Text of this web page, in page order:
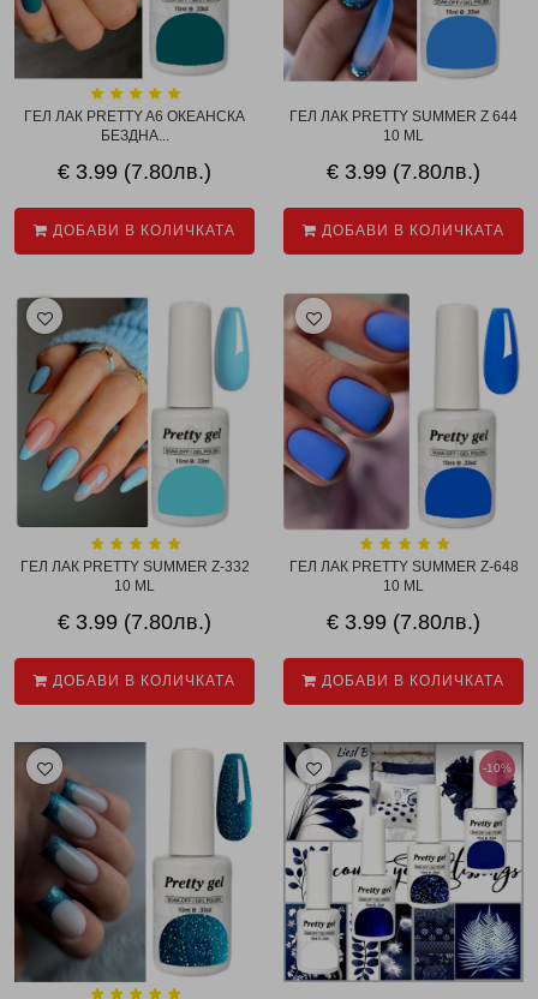
ГЕЛ ЛАК PRETTY A6 ОКЕАНСКА
БЕЗДНА...
€ 3.99 (7.80лв.)
ДОБАВИ В КОЛИЧКАТА
ГЕЛ ЛАК PRETTY SUMMER Z 644
10 ML
€ 3.99 (7.80лв.)
ДОБАВИ В КОЛИЧКАТА
ГЕЛ ЛАК PRETTY SUMMER Z-332
10 ML
€ 3.99 (7.80лв.)
ДОБАВИ В КОЛИЧКАТА
ГЕЛ ЛАК PRETTY SUMMER Z-648
10 ML
€ 3.99 (7.80лв.)
ДОБАВИ В КОЛИЧКАТА
-10%